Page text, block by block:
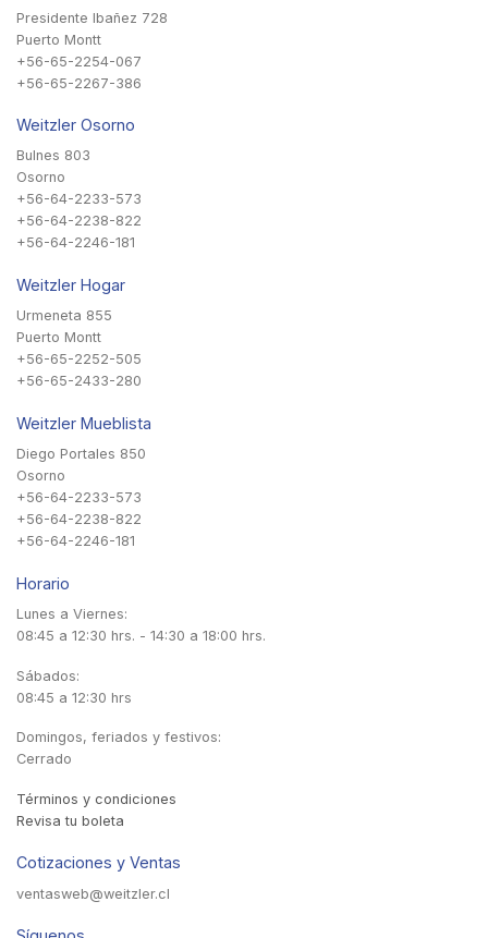
Presidente Ibañez 728
Puerto Montt
+56-65-2254-067
+56-65-2267-386
Weitzler Osorno
Bulnes 803
Osorno
+56-64-2233-573
+56-64-2238-822
+56-64-2246-181
Weitzler Hogar
Urmeneta 855
Puerto Montt
+56-65-2252-505
+56-65-2433-280
Weitzler Mueblista
Diego Portales 850
Osorno
+56-64-2233-573
+56-64-2238-822
+56-64-2246-181
Horario
Lunes a Viernes:
08:45 a 12:30 hrs. - 14:30 a 18:00 hrs.
Sábados:
08:45 a 12:30 hrs
Domingos, feriados y festivos:
Cerrado
Términos y condiciones
Revisa tu boleta
Cotizaciones y Ventas
ventasweb@weitzler.cl